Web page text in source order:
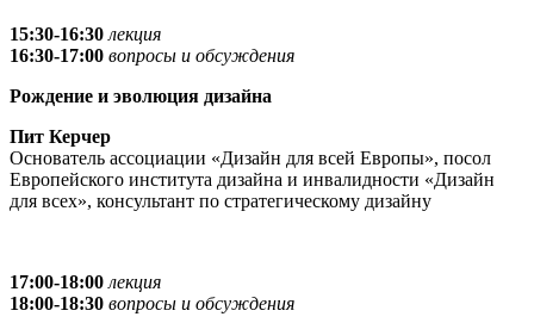
15:30-16:30 лекция
16:30-17:00 вопросы и обсуждения
Рождение и эволюция дизайна
Пит Керчер
Основатель ассоциации «Дизайн для всей Европы», посол
Европейского института дизайна и инвалидности «Дизайн
для всех», консультант по стратегическому дизайну
17:00-18:00 лекция
18:00-18:30 вопросы и обсуждения